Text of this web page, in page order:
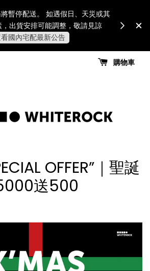
暫停配送。 如遇假日、天災或其
出貨安排可能調整，敬請見諒
國內宅配最新公告
for all
國
購物車
OFFER”｜聖誕
送500